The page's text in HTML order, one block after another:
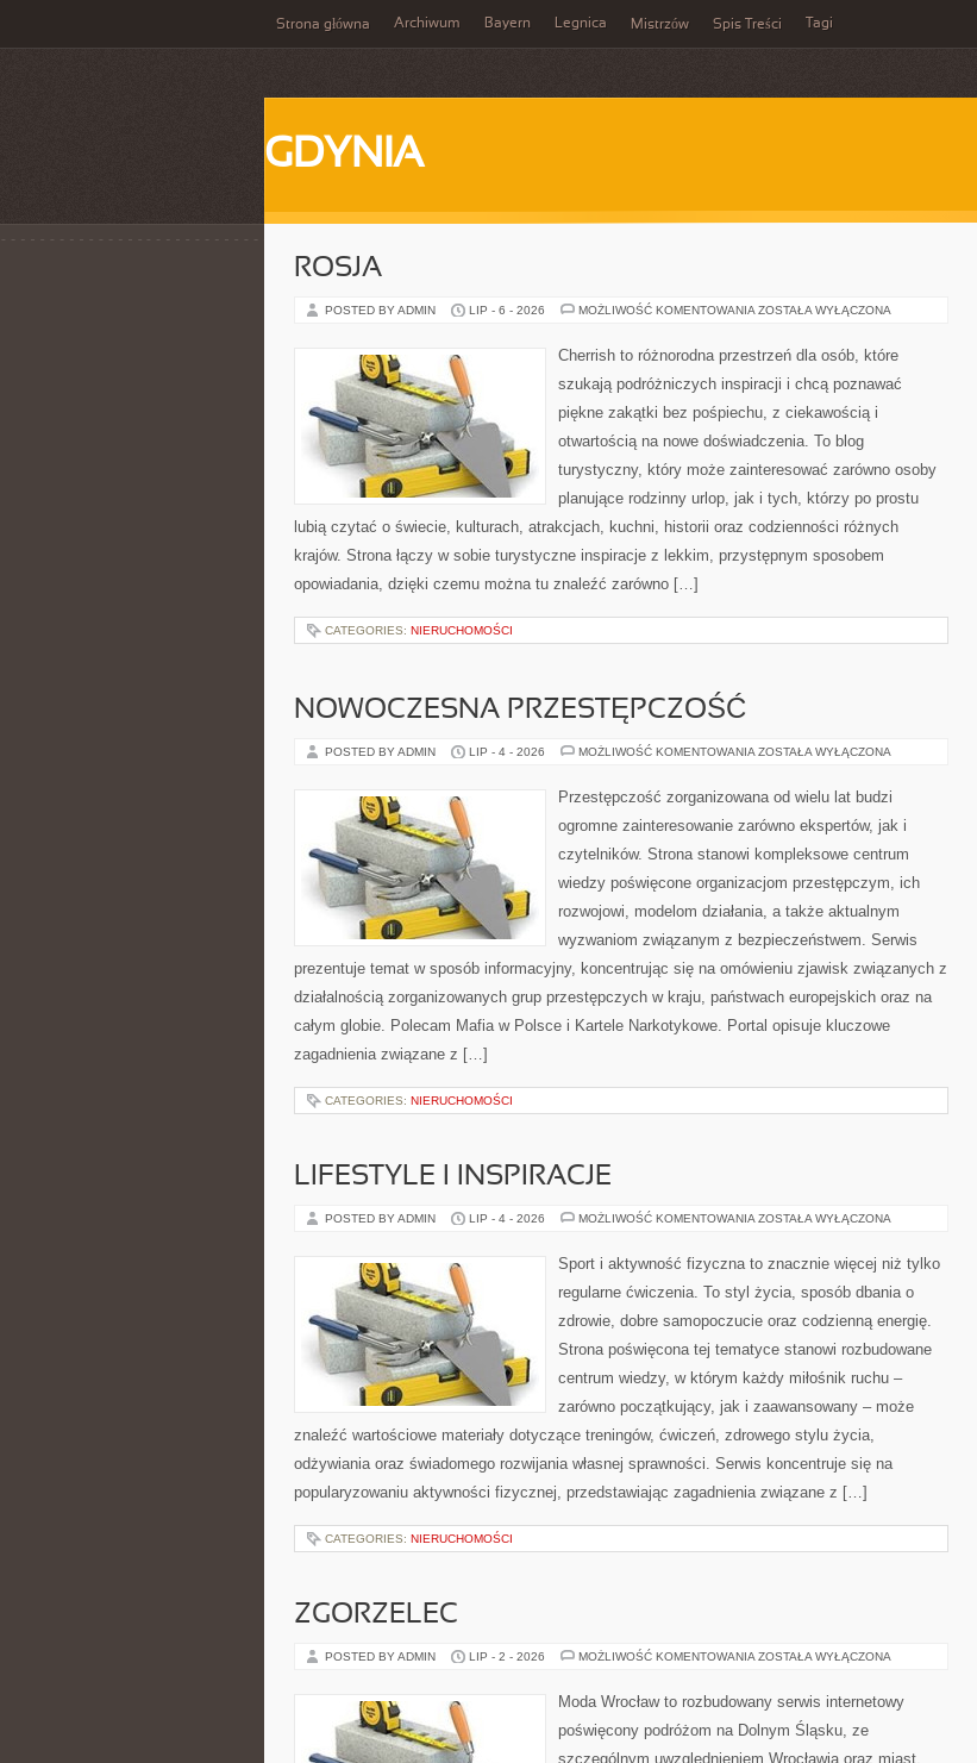
Strona główna Archiwum Bayern Legnica Mistrzów Spis Treści Tagi
GDYNIA
ROSJA
POSTED BY ADMIN LIP - 6 - 2026 MOŻLIWOŚĆ KOMENTOWANIA ROSJA
ZOSTAŁA WYŁĄCZONA
Cherrish to różnorodna przestrzeń dla osób, które
szukają podróżniczych inspiracji i chcą poznawać
piękne zakątki bez pośpiechu, z ciekawością i
otwartością na nowe doświadczenia. To blog
turystyczny, który może zainteresować zarówno osoby
planujące rodzinny urlop, jak i tych, którzy po prostu
lubią czytać o świecie, kulturach, atrakcjach, kuchni, historii oraz codzienności różnych
krajów. Strona łączy w sobie turystyczne inspiracje z lekkim, przystępnym sposobem
opowiadania, dzięki czemu można tu znaleźć zarówno […]
CATEGORIES: NIERUCHOMOŚCI
NOWOCZESNA PRZESTĘPCZOŚĆ
POSTED BY ADMIN LIP - 4 - 2026 MOŻLIWOŚĆ KOMENTOWANIA NOWOCZESNA
ZOSTAŁA WYŁĄCZONA
Przestępczość zorganizowana od wielu lat budzi
ogromne zainteresowanie zarówno ekspertów, jak i
czytelników. Strona stanowi kompleksowe centrum
wiedzy poświęcone organizacjom przestępczym, ich
rozwojowi, modelom działania, a także aktualnym
wyzwaniom związanym z bezpieczeństwem. Serwis
prezentuje temat w sposób informacyjny, koncentrując się na omówieniu zjawisk związanych z
działalnością zorganizowanych grup przestępczych w kraju, państwach europejskich oraz na
całym globie. Polecam Mafia w Polsce i Kartele Narkotykowe. Portal opisuje kluczowe
zagadnienia związane z […]
CATEGORIES: NIERUCHOMOŚCI
LIFESTYLE I INSPIRACJE
POSTED BY ADMIN LIP - 4 - 2026 MOŻLIWOŚĆ KOMENTOWANIA LIFESTYLE
ZOSTAŁA WYŁĄCZONA
Sport i aktywność fizyczna to znacznie więcej niż tylko
regularne ćwiczenia. To styl życia, sposób dbania o
zdrowie, dobre samopoczucie oraz codzienną energię.
Strona poświęcona tej tematyce stanowi rozbudowane
centrum wiedzy, w którym każdy miłośnik ruchu –
zarówno początkujący, jak i zaawansowany – może
znaleźć wartościowe materiały dotyczące treningów, ćwiczeń, zdrowego stylu życia,
odżywiania oraz świadomego rozwijania własnej sprawności. Serwis koncentruje się na
popularyzowaniu aktywności fizycznej, przedstawiając zagadnienia związane z […]
CATEGORIES: NIERUCHOMOŚCI
ZGORZELEC
POSTED BY ADMIN LIP - 2 - 2026 MOŻLIWOŚĆ KOMENTOWANIA ZGORZELEC
ZOSTAŁA WYŁĄCZONA
Moda Wrocław to rozbudowany serwis internetowy
poświęcony podróżom na Dolnym Śląsku, ze
szczególnym uwzględnieniem Wrocławia oraz miast,